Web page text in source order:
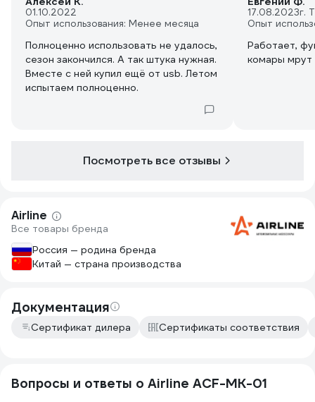
01.10.2022
Опыт использования: Менее месяца
Полноценно использовать не удалось,
сезон закончился. А так штука нужная.
Вместе с ней купил ещё от usb. Летом
испытаем полноценно.
17.08.2023г.
Опыт
Работает,
комары мрут
Посмотреть все отзывы
Airline
Все товары бренда
Россия — родина бренда
Китай — страна производства
Документация
Сертификат дилера Сертификаты соответствия
Вопросы и ответы о Airline ACF-MK-01